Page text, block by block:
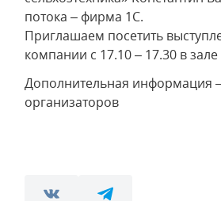
потока – фирма 1С.
Приглашаем посетить
компании с 17.10 – 17.30 в зале
Дополнительная информация
организаторов